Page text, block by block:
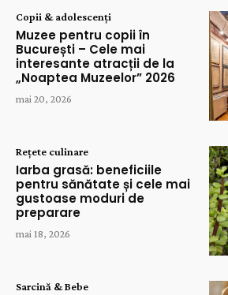
Copii & adolescenți
Muzee pentru copii în
București – Cele mai
interesante atracții de la
„Noaptea Muzeelor” 2026
mai 20, 2026
Rețete culinare
Iarba grasă: beneficiile
pentru sănătate și cele mai
gustoase moduri de
preparare
mai 18, 2026
Sarcină & Bebe